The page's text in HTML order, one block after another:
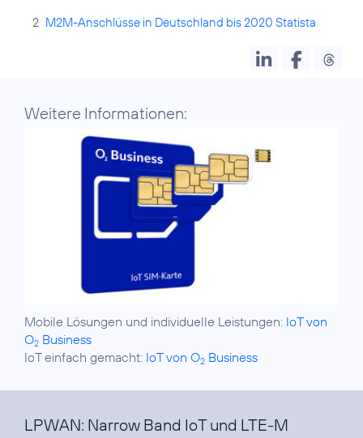
2 M2M-Anschlüsse in Deutschland bis 2020 Statista
Weitere Informationen:
Mobile Lösungen und individuelle Leistungen: IoT von
O2 Business
IoT einfach gemacht: IoT von O2 Business
LPWAN: Narrow Band IoT und LTE-M